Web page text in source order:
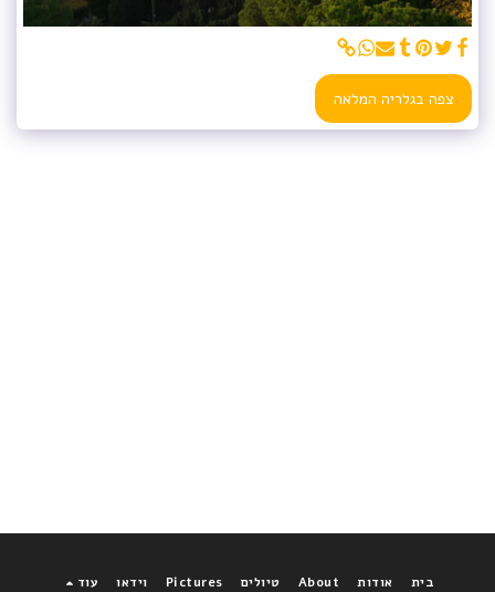
צפה בגלריה המלאה
בית אודות About טיולים Pictures וידאו עוד